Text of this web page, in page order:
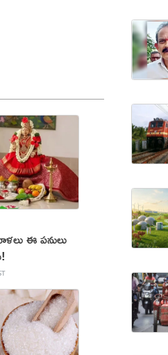
ఈ పనులు